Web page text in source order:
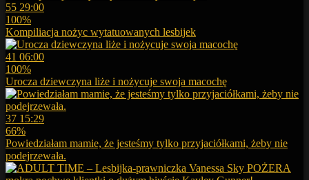
55 29:00
100%
Kompiliacja nożyc wytatuowanych lesbijek
41 06:00
100%
Urocza dziewczyna liże i nożycuje swoja macochę
37 15:29
66%
Powiedziałam mamie, że jesteśmy tylko przyjaciółkami, żeby nie
podejrzewała.